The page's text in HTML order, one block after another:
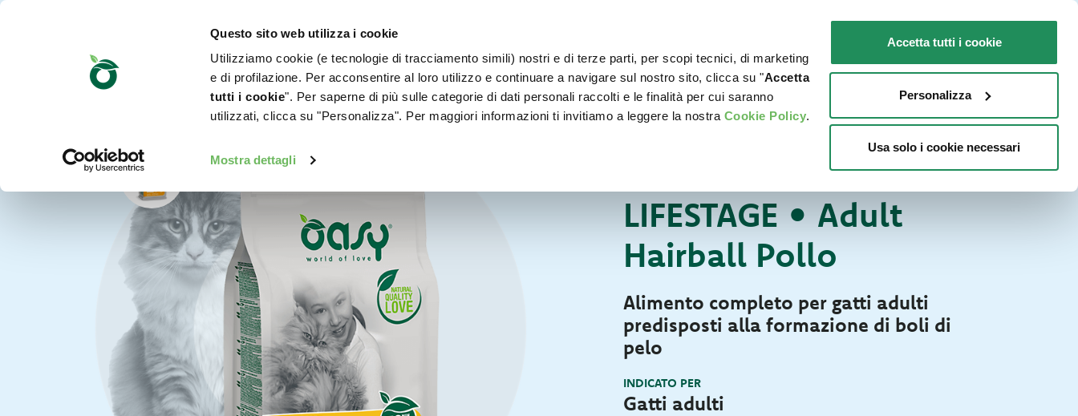
Questo sito web utilizza i cookie
Utilizziamo cookie (e tecnologie di tracciamento simili) nostri e di terze parti, per scopi tecnici, di marketing
e di profilazione. Per acconsentire al loro utilizzo e continuare a navigare sul nostro sito, clicca su "Accetta
tutti i cookie". Per saperne di più sulle categorie di dati personali raccolti e le finalità per cui saranno
utilizzati, clicca su "Personalizza". Per maggiori informazioni ti invitiamo a leggere la nostra Cookie Policy.
Mostra dettagli
Accetta tutti i cookie
Personalizza
Usa solo i cookie necessari
IL NOSTRO MONDO PER IL TUO CANE PER IL TUO GATTO DOVE ACQUISTARE PET NEWS
LIFESTAGE • Adult
Hairball Pollo
Alimento completo per gatti adulti
predisposti alla formazione di boli di
pelo
INDICATO PER
Gatti adulti